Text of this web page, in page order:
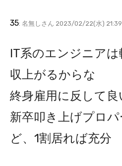
35: 名無しさん 2023/02/22(水)
IT系のエンジニア
収上がるからな
終身雇用に反して良
新卒叩き上げプロ
ど、1割居れば充分